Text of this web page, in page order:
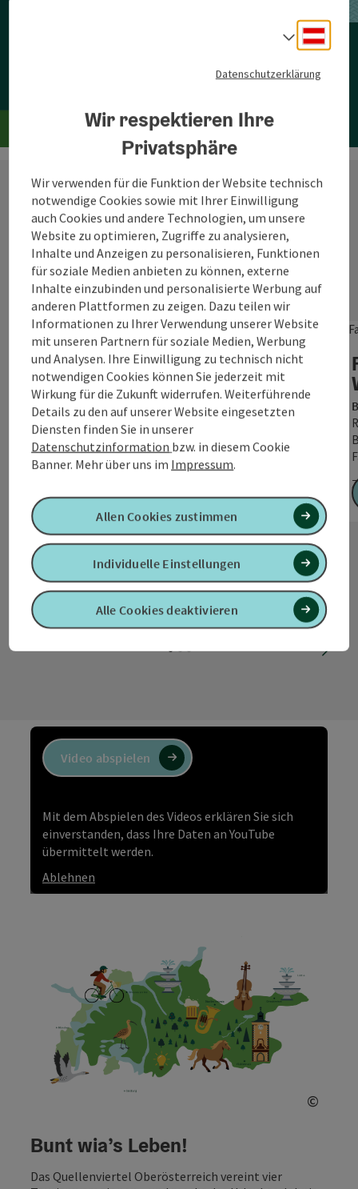
Jetzt deinen Urlaub planen!
©
Reitercamp
Ampflwang im Hausruckwald
Endlich Ferien! Du hast keine Lust auf Urlaub mit den
Eltern, dafür umso mehr auf viel Spaß und
Abwechslung? Du bist zwischen 8 und 17 Jahre…
ab € 427,00
Video abspielen
Mit dem Abspielen des Videos erklären Sie sich
einverstanden, dass Ihre Daten an YouTube
übermittelt werden.
Ablehnen
©
Bunt wia’s Leben!
Das Quellenviertel Oberösterreich vereint vier
Datenschutzerklärung
Wir respektieren Ihre
Privatsphäre
Wir verwenden für die Funktion der Website technisch
notwendige Cookies sowie mit Ihrer Einwilligung
auch Cookies und andere Technologien, um unsere
Website zu optimieren, Zugriffe zu analysieren,
Inhalte und Anzeigen zu personalisieren, Funktionen
für soziale Medien anbieten zu können, externe
Inhalte einzubinden und personalisierte Werbung auf
anderen Plattformen zu zeigen. Dazu teilen wir
Informationen zu Ihrer Verwendung unserer Website
mit unseren Partnern für soziale Medien, Werbung
und Analysen. Ihre Einwilligung zu technisch nicht
notwendigen Cookies können Sie jederzeit mit
Wirkung für die Zukunft widerrufen. Weiterführende
Details zu den auf unserer Website eingesetzten
Diensten finden Sie in unserer
Datenschutzinformation bzw. in diesem Cookie
Banner. Mehr über uns im Impressum.
Alle Cookies deaktivieren
Individuelle Einstellungen
Allen Cookies zustimmen